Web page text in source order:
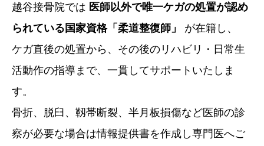
越谷接骨院では 医師以外で唯一ケガの処置が認め
られている国家資格「柔道整復師」
が在籍し、
ケガ直後の処置から、その後のリハビリ・日常生
活動作の指導まで、一貫してサポートいたしま
す。
骨折、脱臼、靱帯断裂、半月板損傷など医師の診
察が必要な場合は情報提供書を作成し専門医へご